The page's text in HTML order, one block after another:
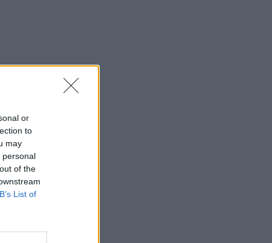
or
to
may
personal
of the
List of